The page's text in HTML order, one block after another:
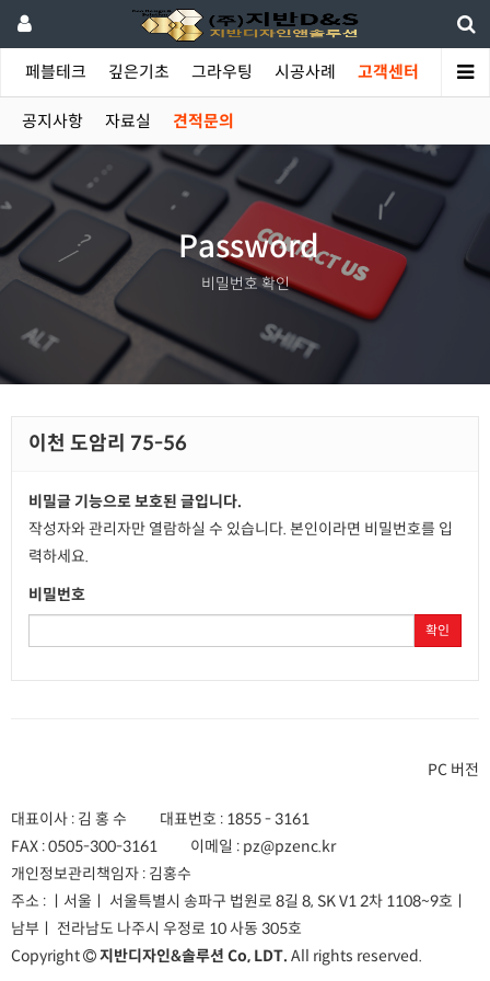
페블테크 깊은기초 그라우팅 시공사례 고객센터
공지사항 자료실 견적문의
Password
비밀번호 확인
이천 도암리 75-56
비밀글 기능으로 보호된 글입니다.
작성자와 관리자만 열람하실 수 있습니다. 본인이라면 비밀번호를 입
력하세요.
비밀번호
확인
PC 버전
대표이사 : 김 홍 수 대표번호 : 1855 - 3161
FAX :0505-300-3161 이메일 : pz@pzenc.kr
개인정보관리책임자 : 김홍수
주소 : ㅣ서울ㅣ 서울특별시 송파구 법원로 8길 8, SK V1 2차 1108~9호 ㅣ
남부ㅣ 전라남도 나주시 우정로 10 사동 305호
Copyright
지반디자인&솔루션 Co, LDT. All rights reserved.